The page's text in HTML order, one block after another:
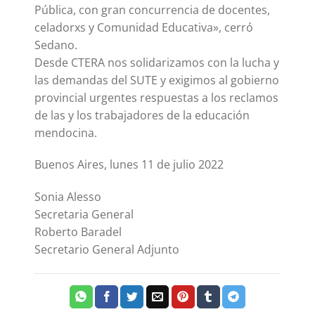
Pública, con gran concurrencia de docentes,
celadorxs y Comunidad Educativa», cerró
Sedano.
Desde CTERA nos solidarizamos con la lucha y
las demandas del SUTE y exigimos al gobierno
provincial urgentes respuestas a los reclamos
de las y los trabajadores de la educación
mendocina.
Buenos Aires, lunes 11 de julio 2022
Sonia Alesso
Secretaria General
Roberto Baradel
Secretario General Adjunto